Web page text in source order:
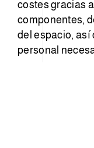
costes gracias
componentes,
del espacio, así
personal